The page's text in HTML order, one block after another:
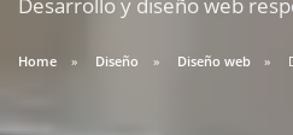
Home Diseño Diseño web